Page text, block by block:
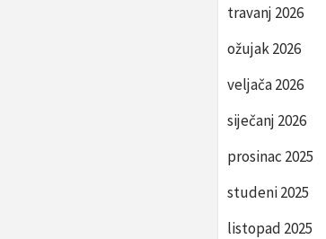
travanj 2026
ožujak 2026
veljača 2026
siječanj 2026
prosinac 2025
studeni 2025
listopad 2025